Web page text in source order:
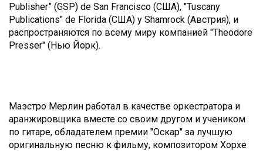
Publisher” (GSP) de San Francisco (США), "Tuscany
Publications" de Florida (США) y Shamrock (Австрия), и
распространяются по всему миру компанией "Theodore
Presser" (Нью Йорк).
Маэстро Мерлин работал в качестве оркестратора и
аранжировщика вместе со своим другом и учеником
по гитаре, обладателем премии "Оскар" за лучшую
оригинальную песню к фильму, композитором Хорхе